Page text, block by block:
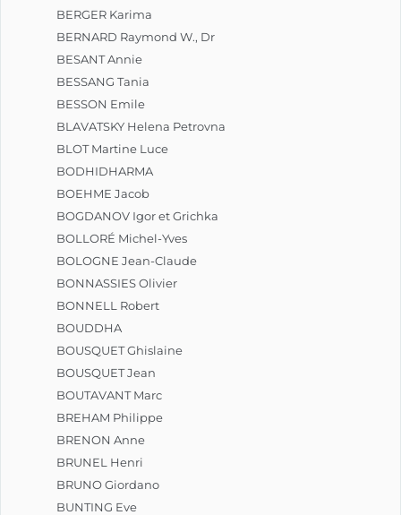
BERGER Karima
BERNARD Raymond W., Dr
BESANT Annie
BESSANG Tania
BESSON Emile
BLAVATSKY Helena Petrovna
BLOT Martine Luce
BODHIDHARMA
BOEHME Jacob
BOGDANOV Igor et Grichka
BOLLORÉ Michel-Yves
BOLOGNE Jean-Claude
BONNASSIES Olivier
BONNELL Robert
BOUDDHA
BOUSQUET Ghislaine
BOUSQUET Jean
BOUTAVANT Marc
BREHAM Philippe
BRENON Anne
BRUNEL Henri
BRUNO Giordano
BUNTING Eve